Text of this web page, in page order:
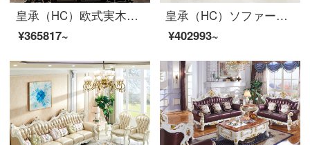
皇承（HC）欧式実木彫刻ソファセット真皮クラシックハッカーホール家具629【シングルビット+ツインビット+4人位】
¥365817~
皇承（HC）ソファーの木の彫刻模様の皮のソファーのアメリカ式客間家具セットのソファーQ 32軽い・豪華風のシングル+二人+三人のソファー
¥402993~